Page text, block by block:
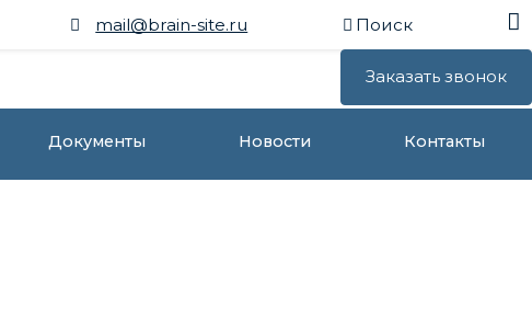
mail@brain-site.ru Поиск
Заказать звонок
Документы Новости Контакты